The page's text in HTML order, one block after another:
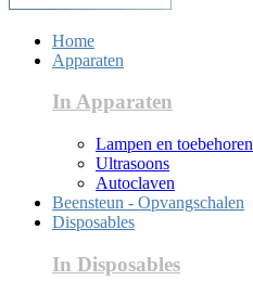
Home
Apparaten
In Apparaten
Lampen en toebehoren
Ultrasoons
Autoclaven
Beensteun - Opvangschalen
Disposables
In Disposables